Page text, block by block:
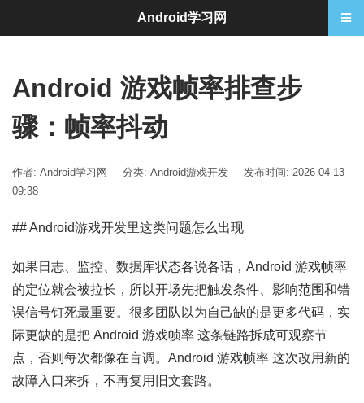
Android 游戏帧率排查步
骤：帧率抖动
作者: Android学习网 分类: Android游戏开发
发布时间: 2026-04-13
09:38
## Android游戏开发里这类问题怎么出现
如果日志、监控、数据库状态各说各话，Android 游戏帧率
的定位就会被拉长，所以开场先把触发条件、影响范围和错
误信号钉死最重要。很多团队以为自己缺的是更多代码，实
际更缺的是把 Android 游戏帧率 这条链路拆成可观察节
点，否则每次都像在盲调。Android 游戏帧率 这次改用新的
故障入口来拆，不再复用旧文套路。
Android学习网